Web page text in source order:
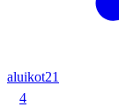
aluikot21
4